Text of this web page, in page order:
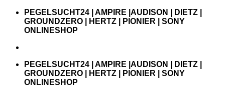
Zum
springen
PEGELSUCHT24 | AMPIRE |AUDISON | DIETZ |
GROUNDZERO | HERTZ | PIONIER | SONY
ONLINESHOP
PEGELSUCHT24 | AMPIRE |AUDISON | DIETZ |
GROUNDZERO | HERTZ | PIONIER | SONY
ONLINESHOP